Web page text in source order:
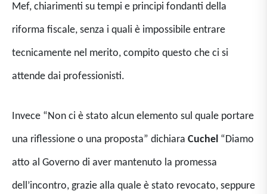
Mef, chiarimenti su tempi e principi fondanti della
riforma fiscale, senza i quali è impossibile entrare
tecnicamente nel merito, compito questo che ci si
attende dai professionisti.
Invece “Non ci è stato alcun elemento sul quale portare
una riflessione o una proposta” dichiara Cuchel “Diamo
atto al Governo di aver mantenuto la promessa
dell’incontro, grazie alla quale è stato revocato, seppure